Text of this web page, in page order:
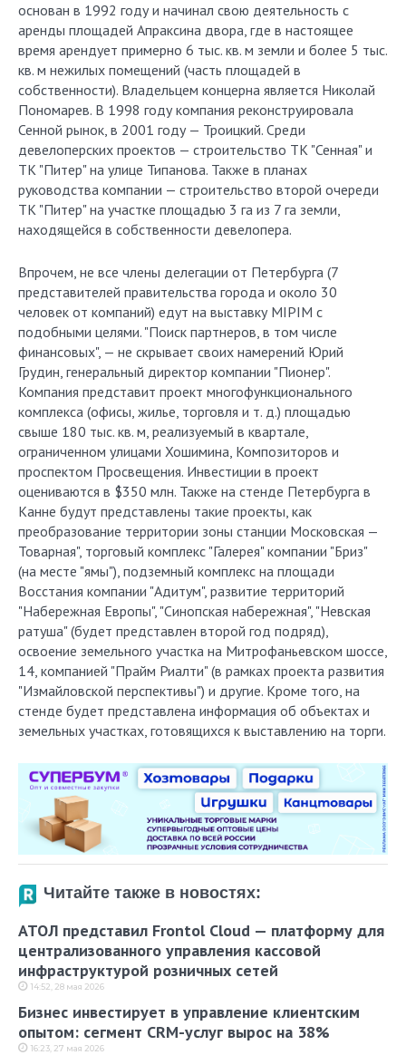
основан в 1992 году и начинал свою деятельность с
аренды площадей Апраксина двора, где в настоящее
время арендует примерно 6 тыс. кв. м земли и более 5 тыс.
кв. м нежилых помещений (часть площадей в
собственности). Владельцем концерна является Николай
Пономарев. В 1998 году компания реконструировала
Сенной рынок, в 2001 году — Троицкий. Среди
девелоперских проектов — строительство ТК "Сенная" и
ТК "Питер" на улице Типанова. Также в планах
руководства компании — строительство второй очереди
ТК "Питер" на участке площадью 3 га из 7 га земли,
находящейся в собственности девелопера.
Впрочем, не все члены делегации от Петербурга (7
представителей правительства города и около 30
человек от компаний) едут на выставку MIPIM с
подобными целями. "Поиск партнеров, в том числе
финансовых", — не скрывает своих намерений Юрий
Грудин, генеральный директор компании "Пионер".
Компания представит проект многофункционального
комплекса (офисы, жилье, торговля и т. д.) площадью
свыше 180 тыс. кв. м, реализуемый в квартале,
ограниченном улицами Хошимина, Композиторов и
проспектом Просвещения. Инвестиции в проект
оцениваются в $350 млн. Также на стенде Петербурга в
Канне будут представлены такие проекты, как
преобразование территории зоны станции Московская —
Товарная", торговый комплекс "Галерея" компании "Бриз"
(на месте "ямы"), подземный комплекс на площади
Восстания компании "Адитум", развитие территорий
"Набережная Европы", "Синопская набережная", "Невская
ратуша" (будет представлен второй год подряд),
освоение земельного участка на Митрофаньевском шоссе,
14, компанией "Прайм Риалти" (в рамках проекта развития
"Измайловской перспективы") и другие. Кроме того, на
стенде будет представлена информация об объектах и
земельных участках, готовящихся к выставлению на торги.
Читайте также в новостях:
АТОЛ представил Frontol Cloud — платформу для
централизованного управления кассовой
инфраструктурой розничных сетей
14:52, 28 мая 2026
Бизнес инвестирует в управление клиентским
опытом: сегмент CRM-услуг вырос на 38%
16:23, 27 мая 2026